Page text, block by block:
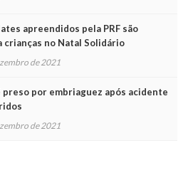
apreendidos pela PRF são
crianças no Natal Solidário
de 2021
por embriaguez após acidente
de 2021